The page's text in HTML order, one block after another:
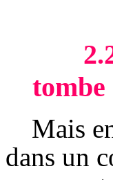
Mais
dans un